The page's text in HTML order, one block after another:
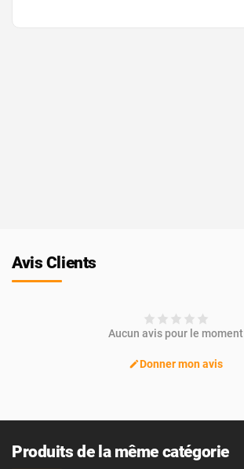
Avis Clients
Aucun avis pour le moment
Donner mon avis
Produits de la même catégorie